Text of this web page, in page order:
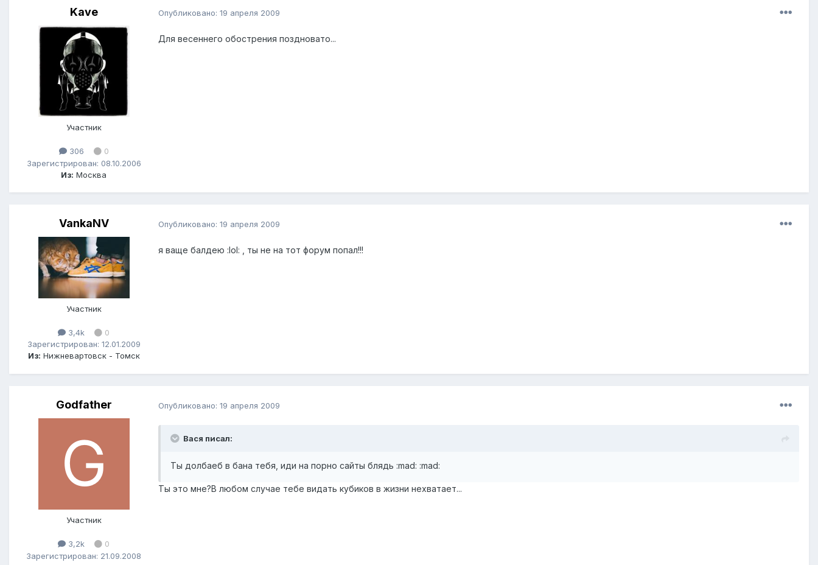
Kave
Участник
306
0
Зарегистрирован: 08.10.2006
Из: Москва
Опубликовано: 19 апреля 2009
Для весеннего обострения поздновато...
VankaNV
Участник
3,4k
0
Зарегистрирован: 12.01.2009
Из: Нижневартовск - Томск
Опубликовано: 19 апреля 2009
я ваще балдею :lol: , ты не на тот форум попал!!!
Godfather
Участник
3,2k
0
Зарегистрирован: 21.09.2008
Опубликовано: 19 апреля 2009
Вася писал:
Ты долбаеб в бана тебя, иди на порно сайты блядь :mad: :mad:
Ты это мне?В любом случае тебе видать кубиков в жизни нехватает...